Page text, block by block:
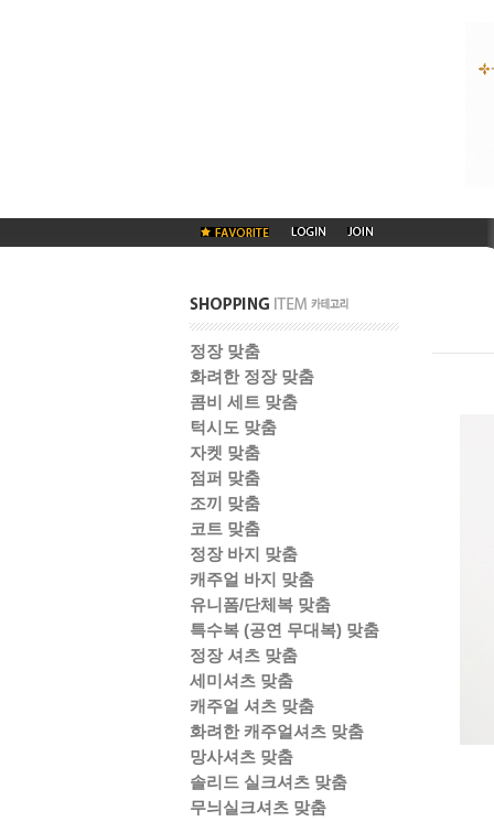
정장 맞춤
화려한 정장 맞춤
콤비 세트 맞춤
턱시도 맞춤
자켓 맞춤
점퍼 맞춤
조끼 맞춤
코트 맞춤
정장 바지 맞춤
캐주얼 바지 맞춤
유니폼/단체복 맞춤
특수복 (공연 무대복) 맞춤
정장 셔츠 맞춤
세미셔츠 맞춤
캐주얼 셔츠 맞춤
화려한 캐주얼셔츠 맞춤
망사셔츠 맞춤
솔리드 실크셔츠 맞춤
무늬실크셔츠 맞춤